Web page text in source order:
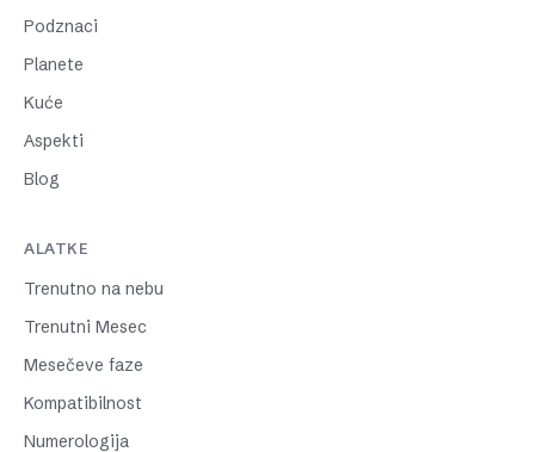
Podznaci
Planete
Kuće
Aspekti
Blog
ALATKE
Trenutno na nebu
Trenutni Mesec
Mesečeve faze
Kompatibilnost
Numerologija